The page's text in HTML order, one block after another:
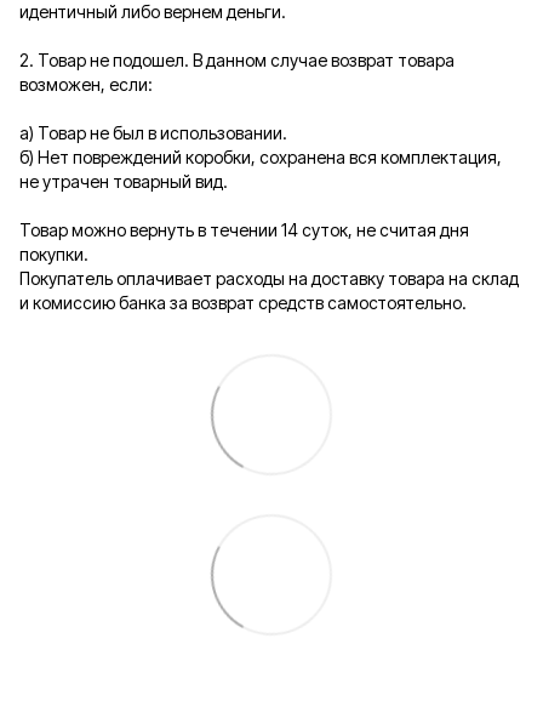
идентичный либо вернем деньги.
2. Товар не подошел. В данном случае возврат товара
возможен, если:
а) Товар не был в использовании.
б) Нет повреждений коробки, сохранена вся комплектация,
не утрачен товарный вид.
Товар можно вернуть в течении 14 суток, не считая дня
покупки.
Покупатель оплачивает расходы на доставку товара на склад
и комиссию банка за возврат средств самостоятельно.